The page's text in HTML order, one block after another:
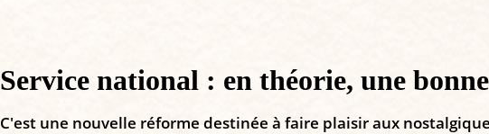
Service national : en théorie, une
C'est une nouvelle réforme destinée à faire plaisir aux